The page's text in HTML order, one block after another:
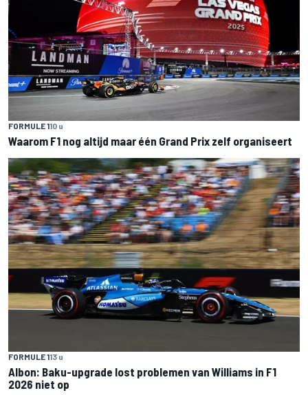
FORMULE 110 u
Waarom F1 nog altijd maar één Grand Prix zelf organiseert
FORMULE 113 u
Albon: Baku-upgrade lost problemen van Williams in F1
2026 niet op